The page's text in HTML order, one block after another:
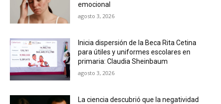
emocional
agosto 3, 2026
Inicia dispersión de la Beca Rita Cetina
para útiles y uniformes escolares en
primaria: Claudia Sheinbaum
agosto 3, 2026
La ciencia descubrió que la negatividad